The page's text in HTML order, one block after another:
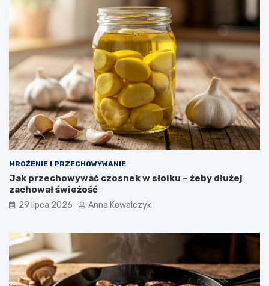
MROŻENIE I PRZECHOWYWANIE
Jak przechowywać czosnek w słoiku – żeby dłużej
zachował świeżość
29 lipca 2026 Anna Kowalczyk